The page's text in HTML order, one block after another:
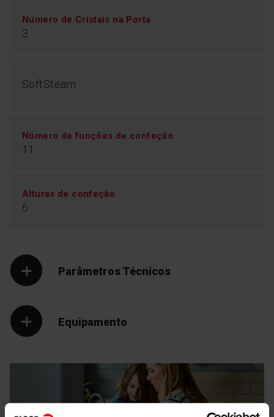
Número de Cristais na Porta
3
SoftSteam
Número de funções de confeção
11
Alturas de confeção
6
Parâmetros Técnicos
Equipamento